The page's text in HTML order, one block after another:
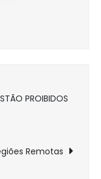
PROIBIDOS
Remotas